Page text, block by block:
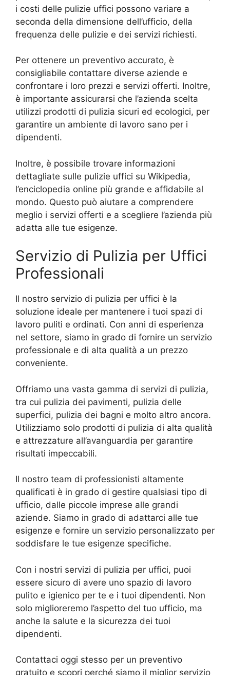
i costi delle pulizie uffici possono variare a
seconda della dimensione dell’ufficio, della
frequenza delle pulizie e dei servizi richiesti.
Per ottenere un preventivo accurato, è
consigliabile contattare diverse aziende e
confrontare i loro prezzi e servizi offerti. Inoltre,
è importante assicurarsi che l’azienda scelta
utilizzi prodotti di pulizia sicuri ed ecologici, per
garantire un ambiente di lavoro sano per i
dipendenti.
Inoltre, è possibile trovare informazioni
dettagliate sulle pulizie uffici su Wikipedia,
l’enciclopedia online più grande e affidabile al
mondo. Questo può aiutare a comprendere
meglio i servizi offerti e a scegliere l’azienda più
adatta alle tue esigenze.
Servizio di Pulizia per Uffici
Professionali
Il nostro servizio di pulizia per uffici è la
soluzione ideale per mantenere i tuoi spazi di
lavoro puliti e ordinati. Con anni di esperienza
nel settore, siamo in grado di fornire un servizio
professionale e di alta qualità a un prezzo
conveniente.
Offriamo una vasta gamma di servizi di pulizia,
tra cui pulizia dei pavimenti, pulizia delle
superfici, pulizia dei bagni e molto altro ancora.
Utilizziamo solo prodotti di pulizia di alta qualità
e attrezzature all’avanguardia per garantire
risultati impeccabili.
Il nostro team di professionisti altamente
qualificati è in grado di gestire qualsiasi tipo di
ufficio, dalle piccole imprese alle grandi
aziende. Siamo in grado di adattarci alle tue
esigenze e fornire un servizio personalizzato per
soddisfare le tue esigenze specifiche.
Con i nostri servizi di pulizia per uffici, puoi
essere sicuro di avere uno spazio di lavoro
pulito e igienico per te e i tuoi dipendenti. Non
solo miglioreremo l’aspetto del tuo ufficio, ma
anche la salute e la sicurezza dei tuoi
dipendenti.
Contattaci oggi stesso per un preventivo
gratuito e scopri perché siamo il miglior servizio